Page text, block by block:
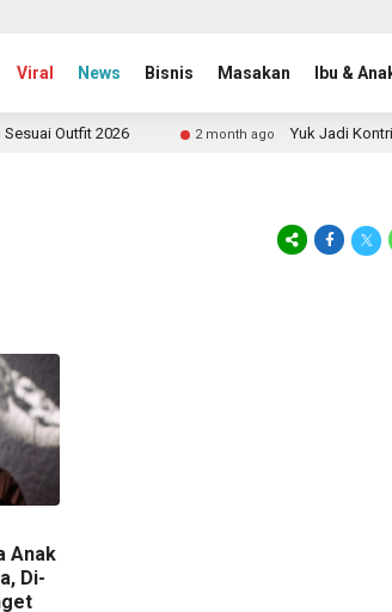
Viral News Bisnis Masakan Ibu &
Outfit 2026 2 month ago Yuk Jadi
Anak
Di-